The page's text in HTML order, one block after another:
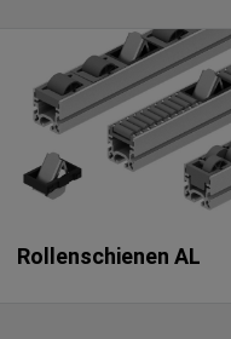
Rollenschienen AL